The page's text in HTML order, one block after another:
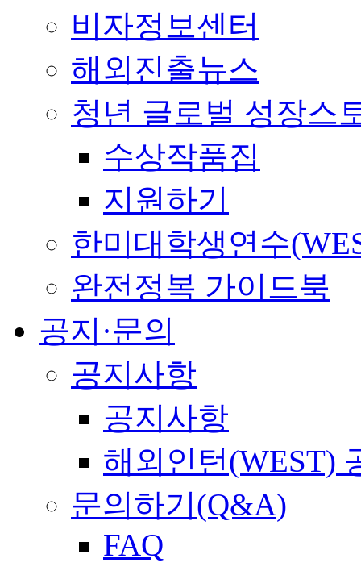
비자정보센터
해외진출뉴스
청년 글로벌 성장스
수상작품집
지원하기
한미대학생연수
완전정복 가이드북
공지·문의
공지사항
공지사항
해외인턴(WEST)
문의하기(Q&A)
FAQ